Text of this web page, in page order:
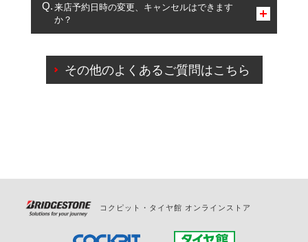
複数サービスのご予約は可能です。
一部の商品・サービスの組み合わせに限り、同時にご予約が
出来ないものもございます。
来店予約日時の変更、キャンセルはできます
か？
ご来店予約日の3営業日前を過ぎている場合のご予約
の日時変更につきましては、直接ご予約の店舗まで
その他のよくあるご質問はこちら
コクピット・タイヤ館 オンラインストア